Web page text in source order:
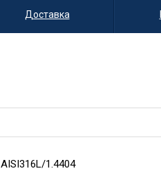
Доставка
1.4404